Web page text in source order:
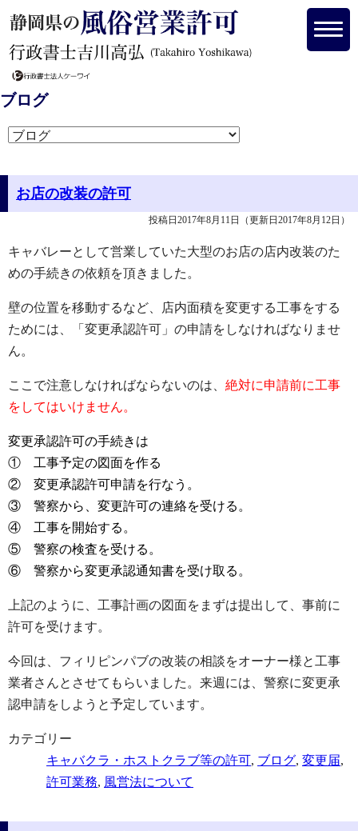
ブログ
お店の改装の許可
投稿日2017年8月11日 （更新日2017年8月12日）
キャバレーとして営業していた大型のお店の店内改装のた
めの手続きの依頼を頂きました。
壁の位置を移動するなど、店内面積を変更する工事をする
ためには、「変更承認許可」の申請をしなければなりませ
ん。
ここで注意しなければならないのは、 絶対に申請前に工事
をしてはいけません。
変更承認許可の手続きは
① 工事予定の図面を作る
② 変更承認許可申請を行なう。
③ 警察から、変更許可の連絡を受ける。
④ 工事を開始する。
⑤ 警察の検査を受ける。
⑥ 警察から変更承認通知書を受け取る。
上記のように、工事計画の図面をまずは提出して、事前に
許可を受けます。
今回は、フィリピンパブの改装の相談をオーナー様と工事
業者さんとさせてもらいました。来週には、警察に変更承
認申請をしようと予定しています。
カテゴリー
キャバクラ・ホストクラブ等の許可, ブログ, 変更届,
許可業務, 風営法について